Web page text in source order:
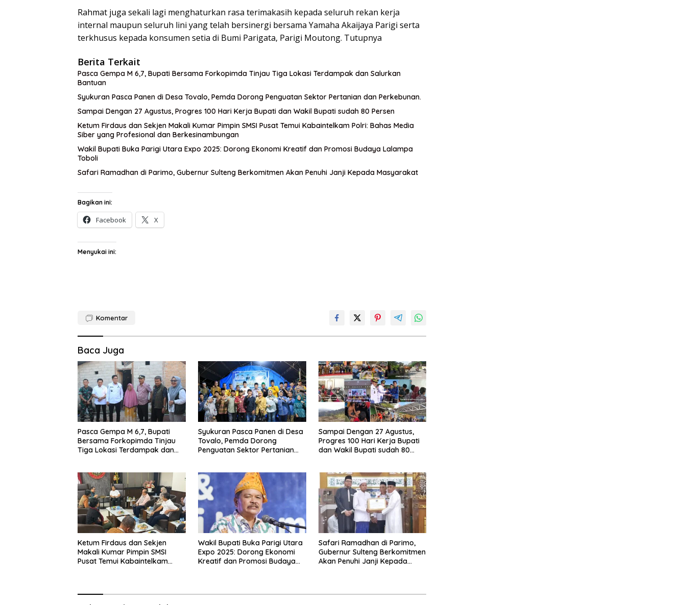
Rahmat juga sekali lagi menghaturkan rasa terimakasih kepada seluruh rekan kerja
internal maupun seluruh lini yang telah bersinergi bersama Yamaha Akaijaya Parigi serta
terkhusus kepada konsumen setia di Bumi Parigata, Parigi Moutong. Tutupnya
Berita Terkait
Pasca Gempa M 6,7, Bupati Bersama Forkopimda Tinjau Tiga Lokasi Terdampak dan Salurkan
Bantuan
Syukuran Pasca Panen di Desa Tovalo, Pemda Dorong Penguatan Sektor Pertanian dan Perkebunan.
Sampai Dengan 27 Agustus, Progres 100 Hari Kerja Bupati dan Wakil Bupati sudah 80 Persen
Ketum Firdaus dan Sekjen Makali Kumar Pimpin SMSI Pusat Temui Kabaintelkam Polri: Bahas Media
Siber yang Profesional dan Berkesinambungan
Wakil Bupati Buka Parigi Utara Expo 2025: Dorong Ekonomi Kreatif dan Promosi Budaya Lalampa
Toboli
Safari Ramadhan di Parimo, Gubernur Sulteng Berkomitmen Akan Penuhi Janji Kepada Masyarakat
Bagikan ini:
Facebook X
Menyukai ini:
Komentar
Baca Juga
Pasca Gempa M 6,7, Bupati
Bersama Forkopimda Tinjau
Tiga Lokasi Terdampak dan
Syukuran Pasca Panen di Desa
Tovalo, Pemda Dorong
Penguatan Sektor Pertanian
Sampai Dengan 27 Agustus,
Progres 100 Hari Kerja Bupati
dan Wakil Bupati sudah 80
Ketum Firdaus dan Sekjen
Makali Kumar Pimpin SMSI
Pusat Temui Kabaintelkam
Wakil Bupati Buka Parigi Utara
Expo 2025: Dorong Ekonomi
Kreatif dan Promosi Budaya
Safari Ramadhan di Parimo,
Gubernur Sulteng Berkomitmen
Akan Penuhi Janji Kepada